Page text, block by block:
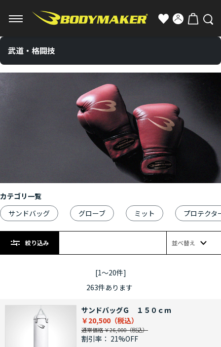
武道・格闘技
カテゴリ一覧
サンドバッグ
グローブ ミット プロテクタ
絞り込み 並べ替え
[1～20件]
263件あります
サンドバッグＧ １５０ｃｍ
￥20,500
通常価格 ￥26,000
割引率： 21%OFF